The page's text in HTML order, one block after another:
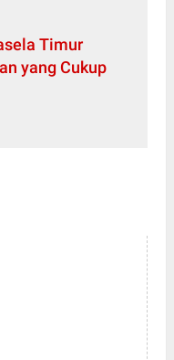
Timur
yang Cukup